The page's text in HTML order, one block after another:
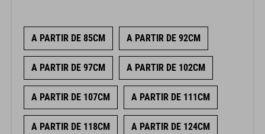
A PARTIR DE 85CM A PARTIR DE 92CM
A PARTIR DE 97CM A PARTIR DE 102CM
A PARTIR DE 107CM A PARTIR DE 111CM
A PARTIR DE 118CM A PARTIR DE 124CM